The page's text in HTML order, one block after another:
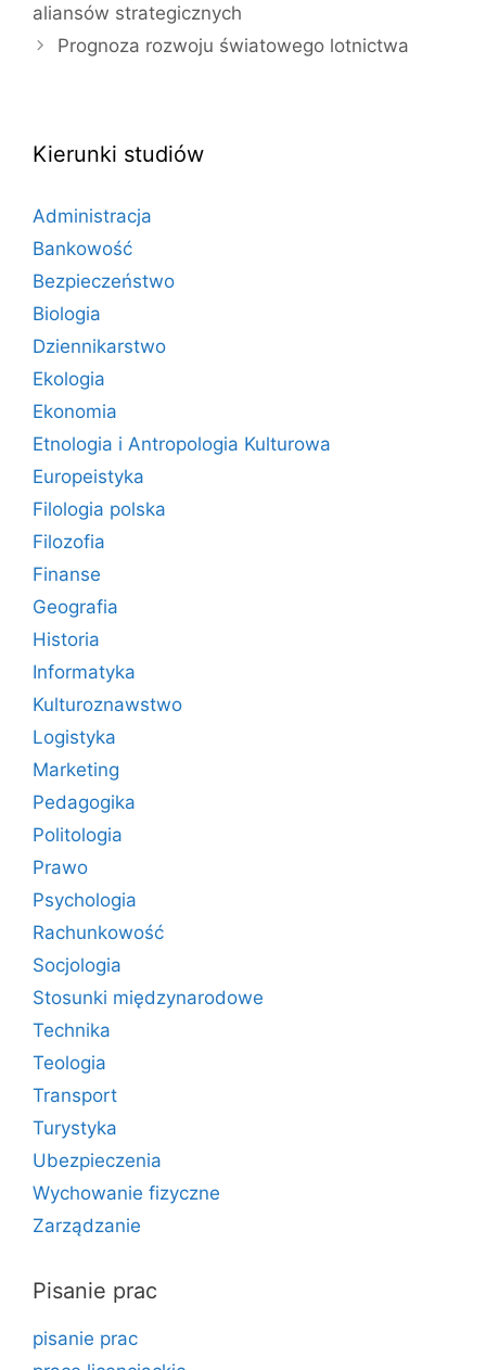
aliansów strategicznych
Prognoza rozwoju światowego lotnictwa
Kierunki studiów
Administracja
Bankowość
Bezpieczeństwo
Biologia
Dziennikarstwo
Ekologia
Ekonomia
Etnologia i Antropologia Kulturowa
Europeistyka
Filologia polska
Filozofia
Finanse
Geografia
Historia
Informatyka
Kulturoznawstwo
Logistyka
Marketing
Pedagogika
Politologia
Prawo
Psychologia
Rachunkowość
Socjologia
Stosunki międzynarodowe
Technika
Teologia
Transport
Turystyka
Ubezpieczenia
Wychowanie fizyczne
Zarządzanie
Pisanie prac
pisanie prac